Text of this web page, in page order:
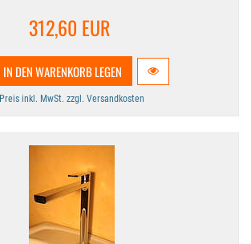
312,60 EUR
IN DEN WARENKORB LEGEN
Preis inkl. MwSt. zzgl. Versandkosten